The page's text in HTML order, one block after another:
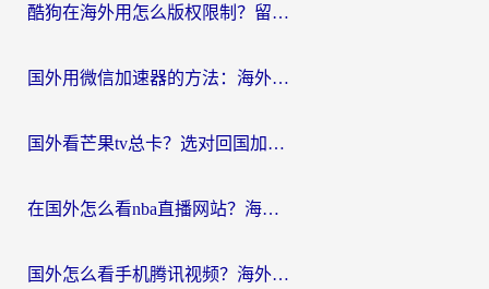
酷狗在海外用怎么版权限制？留学生亲测：3步解决听国内音乐难题
国外用微信加速器的方法：海外党无缝连接国内生活的实用指南
国外看芒果tv总卡？选对回国加速器，轻松追《浪姐》不费劲
在国外怎么看nba直播网站？海外党专属体育观赛指南，告别地区限制！
国外怎么看手机腾讯视频？海外党亲测有效的追剧加速器选择指南